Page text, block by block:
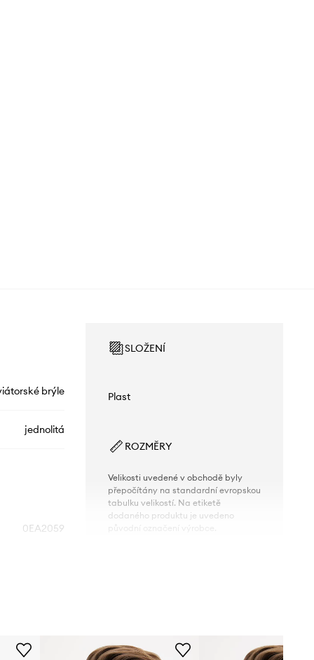
brýle
jednolitá
0EA2059
SLOŽENÍ
Plast
ROZMĚRY
Velikosti uvedené v obchodě byly
přepočítány na standardní evropskou
tabulku velikostí. Na etiketě
dodaného produktu je uvedeno